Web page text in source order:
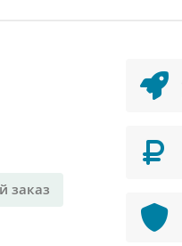
заказ